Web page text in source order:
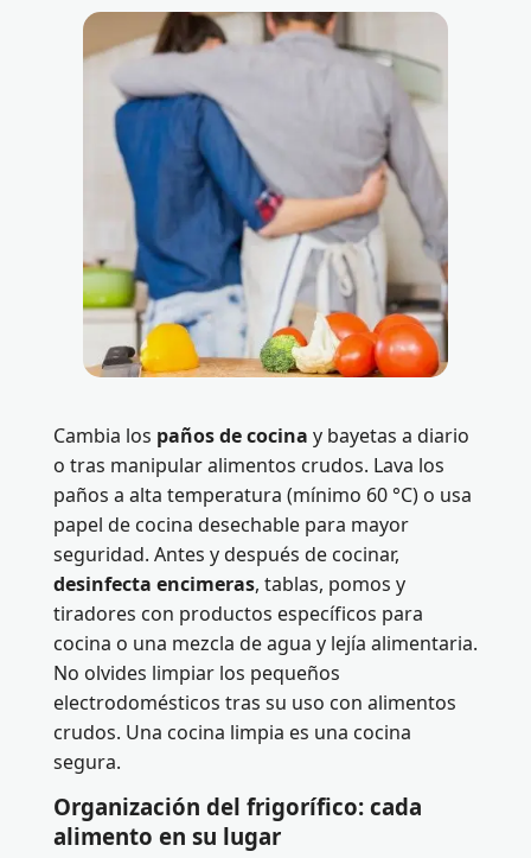
Cambia los paños de cocina y bayetas a diario
o tras manipular alimentos crudos. Lava los
paños a alta temperatura (mínimo 60 °C) o usa
papel de cocina desechable para mayor
seguridad. Antes y después de cocinar,
desinfecta encimeras, tablas, pomos y
tiradores con productos específicos para
cocina o una mezcla de agua y lejía alimentaria.
No olvides limpiar los pequeños
electrodomésticos tras su uso con alimentos
crudos. Una cocina limpia es una cocina
segura.
Organización del frigorífico: cada
alimento en su lugar